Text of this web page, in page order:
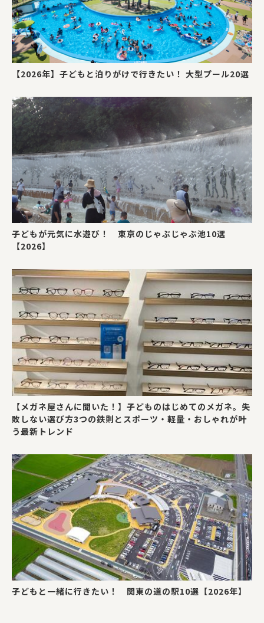
【2026年】子どもと泊りがけで行きたい！ 大型プール20選
子どもが元気に水遊び！ 東京のじゃぶじゃぶ池10選
【2026】
【メガネ屋さんに聞いた！】子どものはじめてのメガネ。失
敗しない選び方3つの鉄則とスポーツ・軽量・おしゃれが叶
う最新トレンド
子どもと一緒に行きたい！ 関東の道の駅10選【2026年】